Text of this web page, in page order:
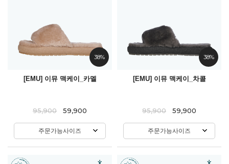
38%
[EMU] 이뮤 맥케이_카멜
95,900 59,900
주문가능사이즈
38%
[EMU] 이뮤 맥케이_차콜
95,900 59,900
주문가능사이즈